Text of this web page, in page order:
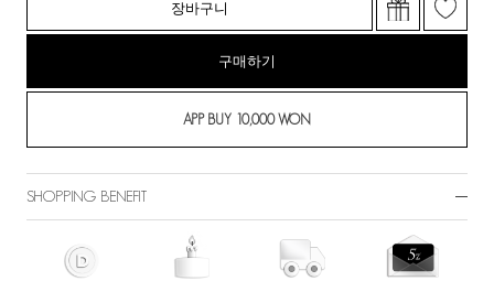
장바구니
구매하기
SHOPPING BENEFIT